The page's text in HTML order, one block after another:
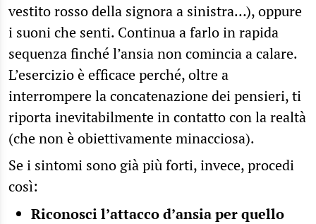
vestito rosso della signora a sinistra…), oppure
i suoni che senti. Continua a farlo in rapida
sequenza finché l’ansia non comincia a calare.
L’esercizio è efficace perché, oltre a
interrompere la concatenazione dei pensieri, ti
riporta inevitabilmente in contatto con la realtà
(che non è obiettivamente minacciosa).
Se i sintomi sono già più forti, invece, procedi
così:
Riconosci l’attacco d’ansia per quello